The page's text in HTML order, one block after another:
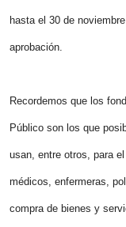
hasta el 30 de
aprobación.
Recordemos que los
Público son los que
usan, entre otros, para
médicos, enfermeras,
compra de bienes y